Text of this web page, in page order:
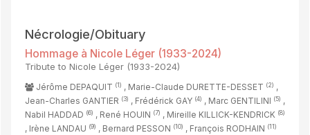
Nécrologie/Obituary
Hommage à Nicole Léger (1933-2024)
Tribute to Nicole Léger (1933-2024)
Jérôme DEPAQUIT (1) , Marie-Claude DURETTE-DESSET (2) ,
Jean-Charles GANTIER (3) , Frédérick GAY (4) , Marc GENTILINI (5) ,
Nabil HADDAD (6) , René HOUIN (7) , Mireille KILLICK-KENDRICK (8)
, Irène LANDAU (9) , Bernard PESSON (10) , François RODHAIN (11)